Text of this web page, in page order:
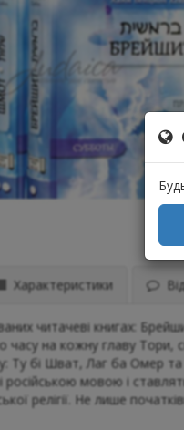
Характеристики
читачеві книгах:
часу на кожну главу
Ту бі Шват, Лаг ба Омер та
російською мовою і
релігії. Не лише